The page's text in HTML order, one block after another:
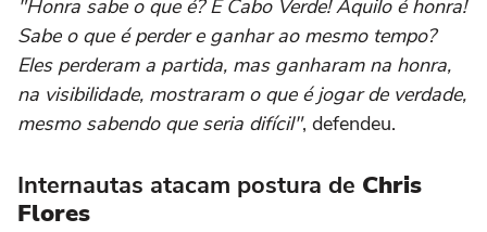
"Honra sabe o que é? É Cabo Verde! Aquilo é honra!
Sabe o que é perder e ganhar ao mesmo tempo?
Eles perderam a partida, mas ganharam na honra,
na visibilidade, mostraram o que é jogar de verdade,
mesmo sabendo que seria difícil", defendeu.
Internautas atacam postura de Chris
Flores